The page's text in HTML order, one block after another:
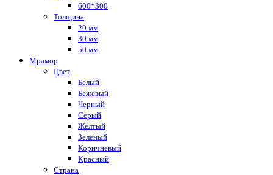
600*300
Толщина
20 мм
30 мм
50 мм
Мрамор
Цвет
Белый
Бежевый
Черный
Серый
Желтый
Зеленый
Коричневый
Красный
Страна